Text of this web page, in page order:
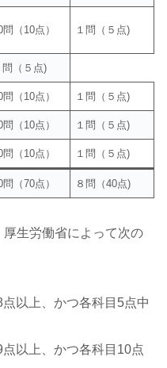
問（10点） １問（５点)
問（５点)
問（10点） １問（５点)
問（10点） １問（５点)
問（10点） １問（５点)
問（70点） ８問（40点)
生労働省によって次の
以上、かつ各科目5点中
以上、かつ各科目10点